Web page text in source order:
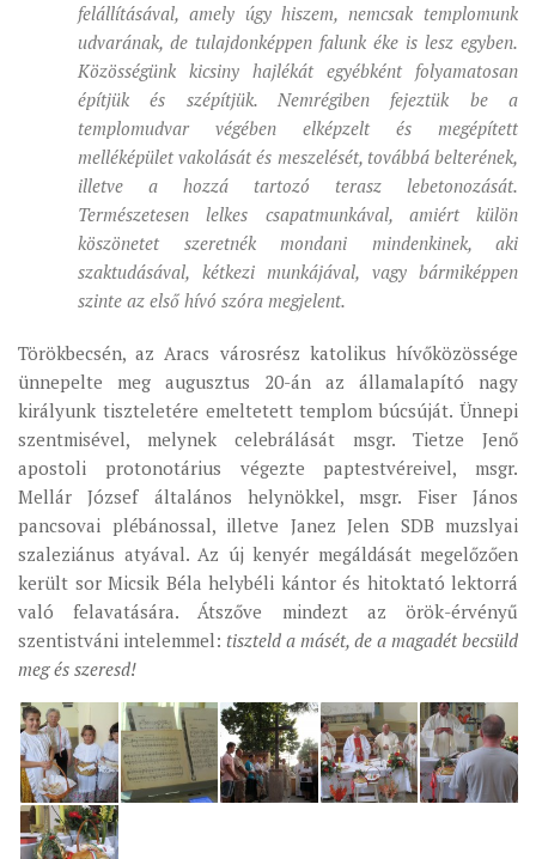
„GYERMEKVÉDELMI” KIHÍVÁSOK KÁNONJOGI
MEGKÖZELÍTÉSBEN
felállításával, amely úgy hiszem, nemcsak templomunk
udvarának, de tulajdonképpen falunk éke is lesz egyben.
Közösségünk kicsiny hajlékát egyébként folyamatosan
építjük és szépítjük. Nemrégiben fejeztük be a
templomudvar végében elképzelt és megépített
melléképület vakolását és meszelését, továbbá belterének,
illetve a hozzá tartozó terasz lebetonozását.
Természetesen lelkes csapatmunkával, amiért külön
köszönetet szeretnék mondani mindenkinek, aki
szaktudásával, kétkezi munkájával, vagy bármiképpen
szinte az első hívó szóra megjelent.
Törökbecsén, az Aracs városrész katolikus hívőközössége
ünnepelte meg augusztus 20-án az államalapító nagy
királyunk tiszteletére emeltetett templom búcsúját. Ünnepi
szentmisével, melynek celebrálását msgr. Tietze Jenő
apostoli protonotárius végezte paptestvéreivel, msgr.
Mellár József általános helynökkel, msgr. Fiser János
pancsovai plébánossal, illetve Janez Jelen SDB muzslyai
szaleziánus atyával. Az új kenyér megáldását megelőzően
került sor Micsik Béla helybéli kántor és hitoktató lektorrá
való felavatására. Átszőve mindezt az örök-érvényű
szentistváni intelemmel: tiszteld a másét, de a magadét becsüld
meg és szeresd!